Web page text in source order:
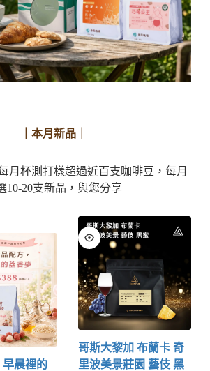
｜本月新品｜
月杯測打樣超過近百支咖啡豆，每月
10-20支新品，與您分享
早晨裡的
哥斯大黎加 布蘭卡 奇
里波美景莊園 藝伎 黑